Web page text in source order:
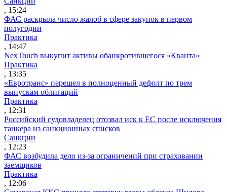
, 15:24
ФАС раскрыла число жалоб в сфере закупок в первом
полугодии
Практика
, 14:47
NexTouch выкупит активы обанкротившегося «Кванта»
Практика
, 13:35
«Евротранс» перешел в полноценный дефолт по трем
выпускам облигаций
Практика
, 12:31
Российский судовладелец отозвал иск к ЕС после исключения
танкера из санкционных списков
Санкции
, 12:23
ФАС возбудила дело из-за ограничений при страховании
заемщиков
Практика
, 12:06